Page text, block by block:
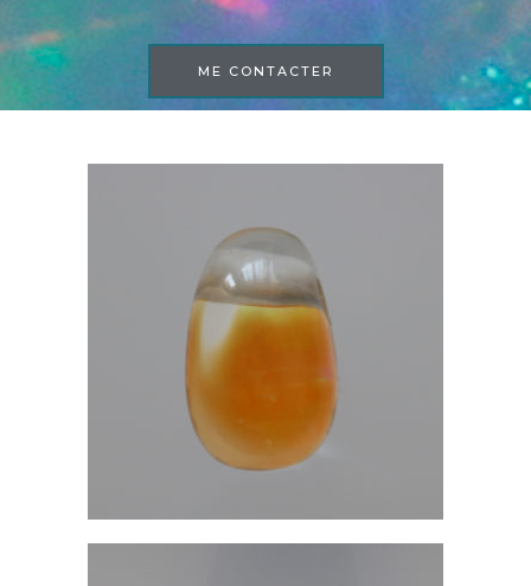
ME CONTACTER